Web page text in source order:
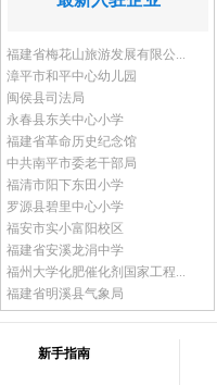
福建省梅花山旅游发展有限公...
漳平市和平中心幼儿园
闽侯县司法局
永春县东关中心小学
福建省革命历史纪念馆
中共南平市委老干部局
福清市阳下东田小学
罗源县碧里中心小学
福安市实小富阳校区
福建省安溪龙涓中学
福州大学化肥催化剂国家工程...
福建省明溪县气象局
新手指南